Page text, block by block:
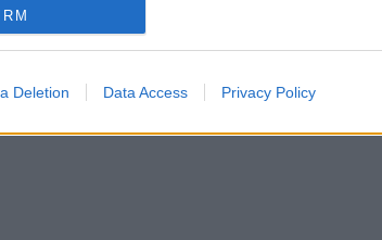
Deletion Data Access Privacy Policy